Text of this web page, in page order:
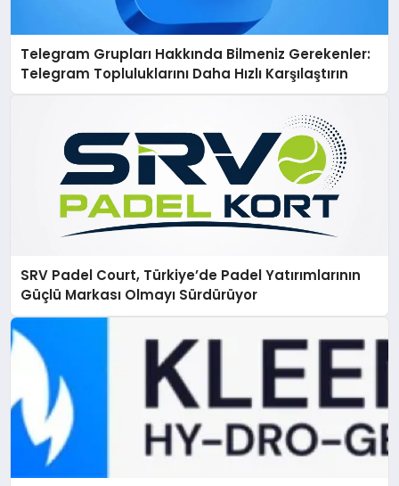
Telegram Grupları Hakkında Bilmeniz Gerekenler:
Telegram Topluluklarını Daha Hızlı Karşılaştırın
SRV Padel Court, Türkiye’de Padel Yatırımlarının
Güçlü Markası Olmayı Sürdürüyor